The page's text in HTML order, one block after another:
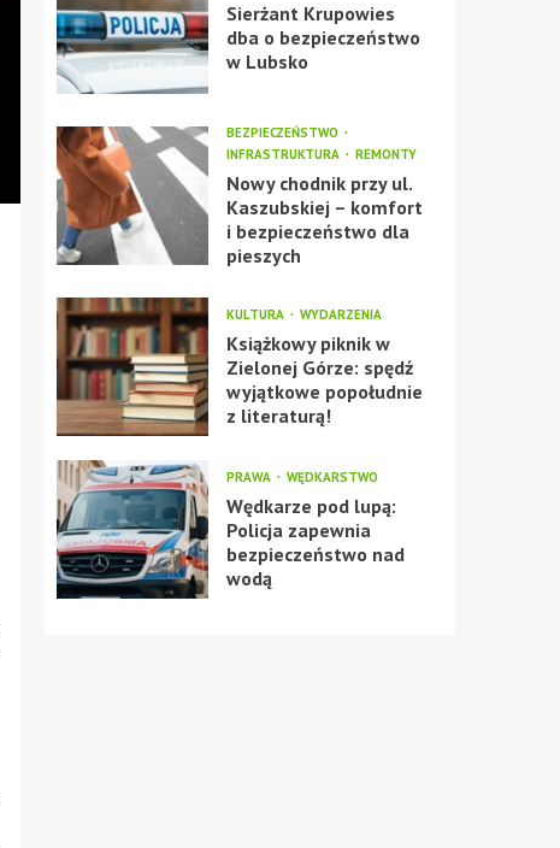
Sierżant Krupowies
dba o bezpieczeństwo
w Lubsko
BEZPIECZEŃSTWO
INFRASTRUKTURA
REMONTY
Nowy chodnik przy ul.
Kaszubskiej – komfort
i bezpieczeństwo dla
pieszych
KULTURA WYDARZENIA
Książkowy piknik w
Zielonej Górze: spędź
wyjątkowe popołudnie
z literaturą!
PRAWA WĘDKARSTWO
Wędkarze pod lupą:
Policja zapewnia
bezpieczeństwo nad
wodą